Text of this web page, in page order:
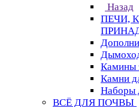
Назад
ПЕЧИ,
Камины
Камни
Наборы
ВСЁ ДЛЯ ПОЧВЫ